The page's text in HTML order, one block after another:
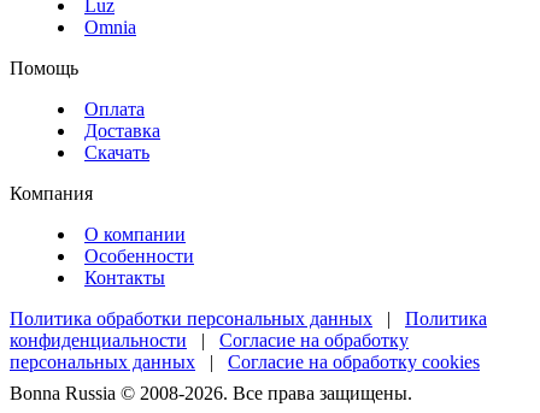
Luz
Omnia
Помощь
Оплата
Доставка
Скачать
Компания
О компании
Особенности
Контакты
Политика обработки персональных данных | Политика
конфиденциальности | Согласие на обработку
персональных данных | Согласие на обработку cookies
Bonna Russia © 2008-2026. Все права защищены.